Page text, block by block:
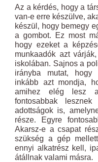
Az a kérdés, hogy a
van-e erre készülve,
készül, hogy bemegy
a gombot. Ez most
hogy ezeket a
munkaadók azt
iskolában. Sajnos a
irányba mutat, hogy
inkább azt mondja,
amihez elég lesz
fontosabbak
adottságok is,
része. Egyre
Akarsz-e a csapat
szükség a gép
ennyi alkatrész kell,
átállnak valami másra.